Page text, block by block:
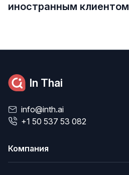
иностранным клиентом
In Thai
info@inth.ai
+1 50 537 53 082
Компания